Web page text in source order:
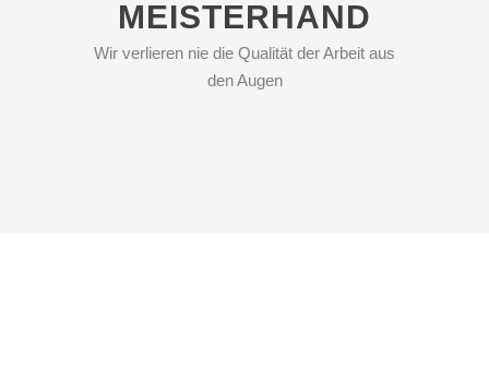
MEISTERHAND
Wir verlieren nie die Qualität der Arbeit aus
den Augen